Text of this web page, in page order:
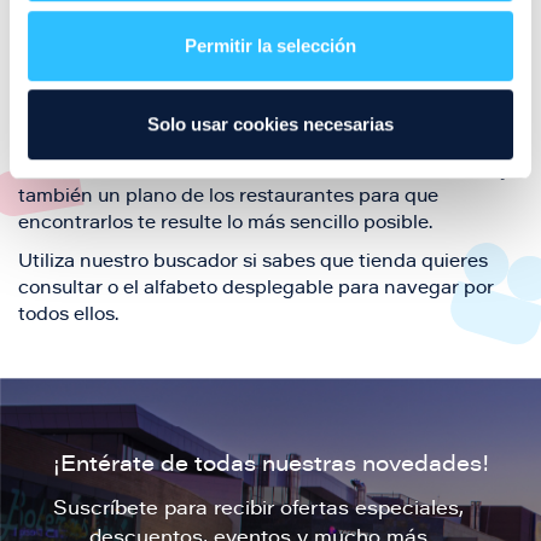
Permitir la selección
Solo usar cookies necesarias
también de nuestra oferta de ocio y shopping durante
tu visita.
El este directorio de restaurantes de Puerto Venecia
también un plano de los restaurantes para que
encontrarlos te resulte lo más sencillo posible.
Utiliza nuestro buscador si sabes que tienda quieres
consultar o el alfabeto desplegable para navegar por
todos ellos.
¡Entérate de todas nuestras novedades!
Suscríbete para recibir ofertas especiales,